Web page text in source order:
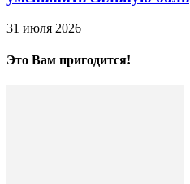
31 июля 2026
Это Вам пригодится!